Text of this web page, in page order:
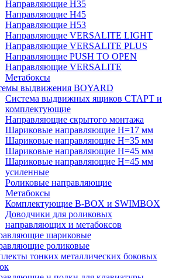
Направляющие H35
Направляющие H45
Направляющие H53
Направляющие VERSALITE LIGHT
Направляющие VERSALITE PLUS
Направляющие PUSH TO OPEN
Направляющие VERSALITE
Метабоксы
выдвижения BOYARD
Система выдвижных ящиков СТАРТ и
комплектующие
Направляющие скрытого монтажа
Шариковые направляющие H=17 мм
Шариковые направляющие H=35 мм
Шариковые направляющие H=45 мм
Шариковые направляющие H=45 мм
усиленные
Роликовые направляющие
Метабоксы
Комплектующие B-BOX и SWIMBOX
Доводчики для роликовых
направляющих и метабоксов
шариковые
роликовые
тонких металлических боковых